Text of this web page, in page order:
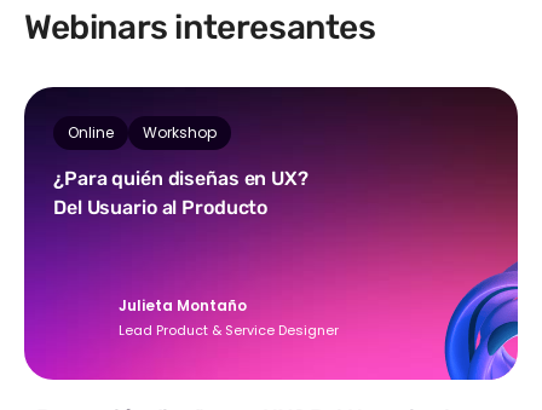
Webinars interesantes
Online Workshop
¿Para quién diseñas en UX?
Del Usuario al Producto
Julieta Montaño
Lead Product & Service Designer